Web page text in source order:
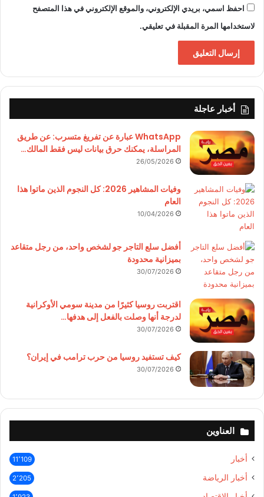
احفظ اسمي، بريدي الإلكتروني، والموقع الإلكتروني في هذا المتصفح
لاستخدامها المرة المقبلة في تعليقي.
أخبار عاجلة
WhatsApp عبارة عن تفريغ متسرب: عن طريق
المراسلة، يمكنك حرق بيانات ليس فقط المالك…
26/05/2026
وفيات المشاهير 2026: كل النجوم الذين ماتوا هذا
العام
10/04/2026
أفضل سلع التاجر جو لشخص واحد، من رجل متقاعد
بميزانية محدودة
30/07/2026
اقتربت روسيا كثيرًا من مدينة سومي الأوكرانية
لدرجة أنها وصلت بالفعل إلى هدفها…
30/07/2026
كيف تستفيد روسيا من حرب ترامب في إيران؟
30/07/2026
العناوين
أخبار 11٬109
أخبار الرياضة 2٬205